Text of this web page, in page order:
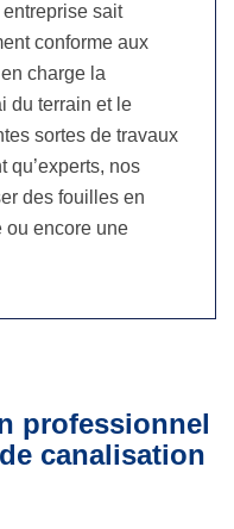
sait
conforme aux
charge la
du terrain et le
sortes de travaux
qu’experts, nos
des fouilles en
ou encore une
professionnel
canalisation